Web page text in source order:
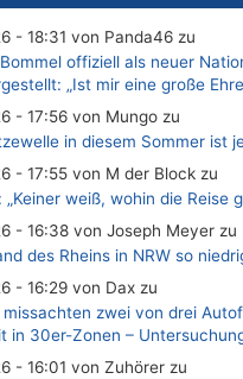
- 18:31 von Panda46 zu
offiziell als neuer
„Ist mir eine große
- 17:56 von Mungo zu
in diesem Sommer ist
- 17:55 von M der Block zu
„Keiner weiß, wohin die Reise
- 16:38 von Joseph Meyer zu
des Rheins in NRW so
- 16:29 von Dax zu
missachten zwei von drei
in 30er-Zonen –
- 16:01 von Zuhörer zu